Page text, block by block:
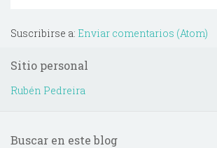
Suscribirse a: Enviar comentarios (Atom)
Sitio personal
Rubén Pedreira
Buscar en este blog